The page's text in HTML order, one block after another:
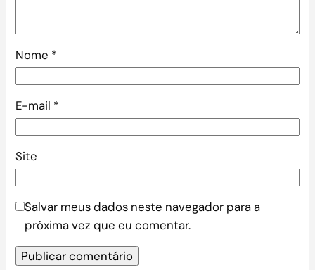
Nome *
E-mail *
Site
Salvar meus dados neste navegador para a
próxima vez que eu comentar.